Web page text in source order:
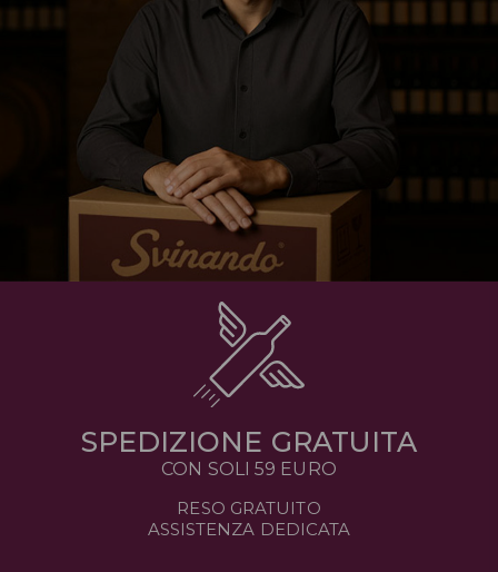
SPEDIZIONE GRATUITA
CON SOLI 59 EURO
RESO GRATUITO
ASSISTENZA DEDICATA